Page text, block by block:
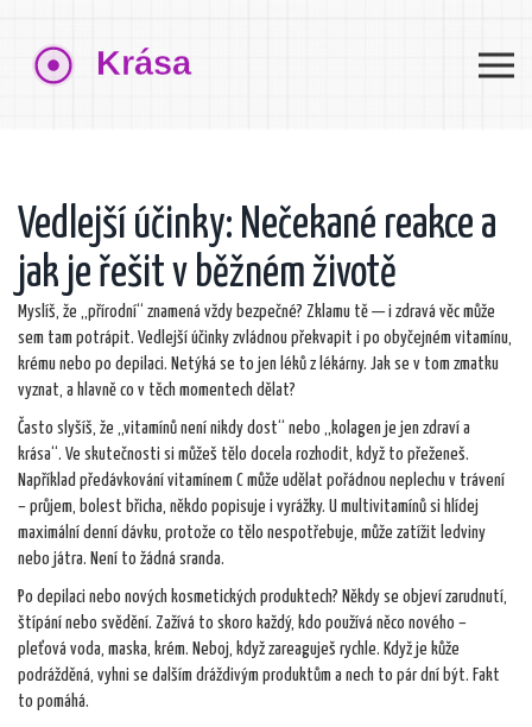
Vedlejší účinky: Nečekané reakce a
jak je řešit v běžném životě
Myslíš, že „přírodní“ znamená vždy bezpečné? Zklamu tě — i zdravá věc může
sem tam potrápit. Vedlejší účinky zvládnou překvapit i po obyčejném vitamínu,
krému nebo po depilaci. Netýká se to jen léků z lékárny. Jak se v tom zmatku
vyznat, a hlavně co v těch momentech dělat?
Často slyšíš, že „vitamínů není nikdy dost“ nebo „kolagen je jen zdraví a
krása“. Ve skutečnosti si můžeš tělo docela rozhodit, když to přeženeš.
Například předávkování vitamínem C může udělat pořádnou neplechu v trávení
– průjem, bolest břicha, někdo popisuje i vyrážky. U multivitamínů si hlídej
maximální denní dávku, protože co tělo nespotřebuje, může zatížit ledviny
nebo játra. Není to žádná sranda.
Po depilaci nebo nových kosmetických produktech? Někdy se objeví zarudnutí,
štípání nebo svědění. Zažívá to skoro každý, kdo používá něco nového –
pleťová voda, maska, krém. Neboj, když zareaguješ rychle. Když je kůže
podrážděná, vyhni se dalším dráždivým produktům a nech to pár dní být. Fakt
to pomáhá.